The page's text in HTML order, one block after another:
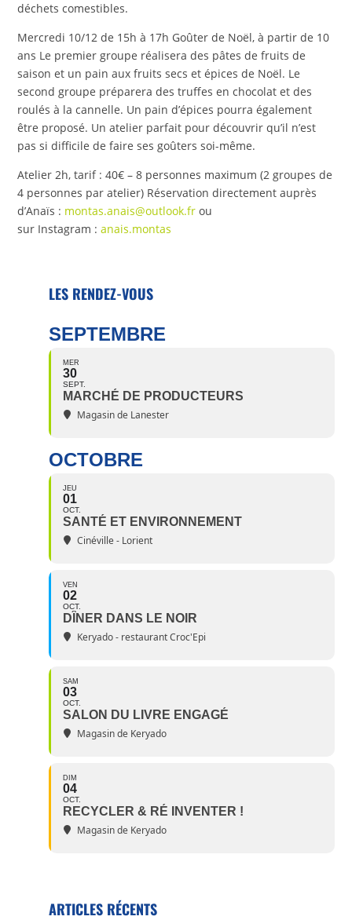
déchets comestibles.
Mercredi 10/12 de 15h à 17h Goûter de Noël, à partir de 10
ans Le premier groupe réalisera des pâtes de fruits de
saison et un pain aux fruits secs et épices de Noël. Le
second groupe préparera des truffes en chocolat et des
roulés à la cannelle. Un pain d’épices pourra également
être proposé. Un atelier parfait pour découvrir qu’il n’est
pas si difficile de faire ses goûters soi-même.
Atelier 2h, tarif : 40€ – 8 personnes maximum (2 groupes de
4 personnes par atelier) Réservation directement auprès
d’Anaïs : montas.anais@outlook.fr ou
sur Instagram :anais.montas
LES RENDEZ-VOUS
SEPTEMBRE
MER
30
SEPT.
MARCHÉ DE PRODUCTEURS
Magasin de Lanester
OCTOBRE
JEU
01
OCT.
SANTÉ ET ENVIRONNEMENT
Cinéville - Lorient
VEN
02
OCT.
DÎNER DANS LE NOIR
Keryado - restaurant Croc'Epi
SAM
03
OCT.
SALON DU LIVRE ENGAGÉ
Magasin de Keryado
DIM
04
OCT.
RECYCLER & RÉ INVENTER !
Magasin de Keryado
ARTICLES RÉCENTS